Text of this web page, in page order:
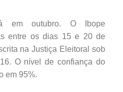
em outubro. O Ibope
entre os dias 15 e 20 de
na Justiça Eleitoral sob
O nível de confiança do
em 95%.